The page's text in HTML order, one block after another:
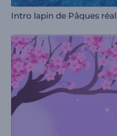
Intro lapin de Pâques